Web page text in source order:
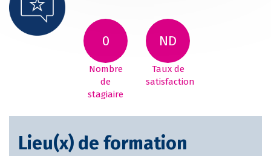
0
Nombre
de
stagiaire
ND
Taux de
satisfaction
Lieu(x) de formation